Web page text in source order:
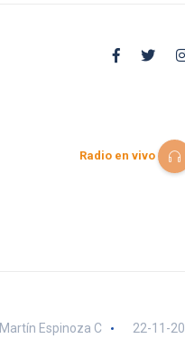
Radio en vivo
Martín Espinoza C 22-11-